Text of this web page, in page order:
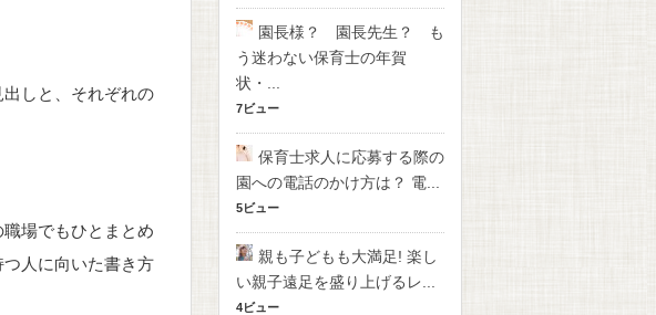
しと、それぞれの
場でもひとまとめ
人に向いた書き方
園長様？ 園長先生？ も
う迷わない保育士の年賀
状・...
7ビュー
保育士求人に応募する際の
園への電話のかけ方は？ 電...
5ビュー
親も子どもも大満足! 楽し
い親子遠足を盛り上げるレ...
4ビュー